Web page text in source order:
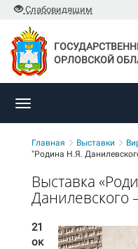
Слабовидящим
ОРЛОВСКОЙ
Toggle
Главная Выставки
"Родина Н.Я.
Выставка
Данилевского
21
ок